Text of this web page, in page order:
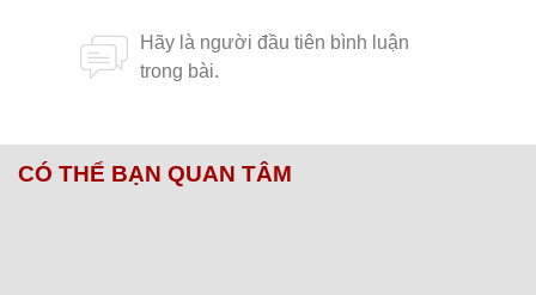
CÓ THỂ BẠN QUAN TÂM